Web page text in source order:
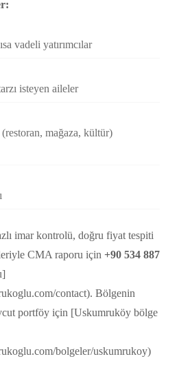
vadeli yatırımcılar
isteyen aileler
mağaza, kültür)
imar kontrolü, doğru fiyat tespiti
CMA raporu için +90 534 887
contact). Bölgenin
portföy için [Uskumruköy bölge
bolgeler/uskumrukoy)